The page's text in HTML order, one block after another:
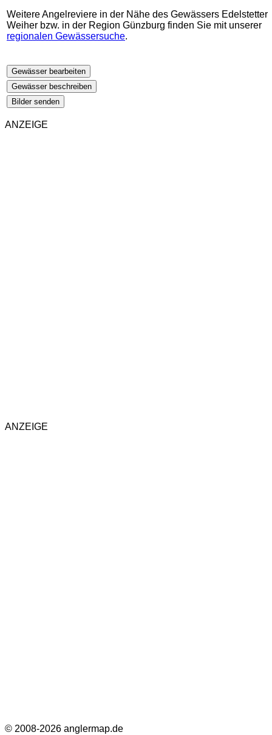
Weitere Angelreviere in der Nähe des Gewässers Edelstetter
Weiher bzw. in der Region Günzburg finden Sie mit unserer
regionalen Gewässersuche.
Gewässer bearbeiten
Gewässer beschreiben
Bilder senden
ANZEIGE
ANZEIGE
© 2008-2026 anglermap.de